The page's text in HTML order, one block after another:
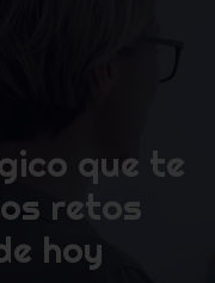
que te
retos
hoy